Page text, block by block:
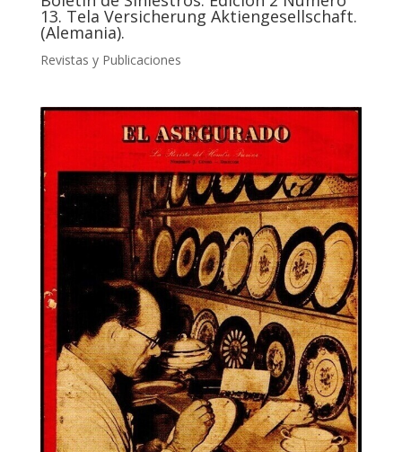
13. Tela Versicherung Aktiengesellschaft.
(Alemania).
Revistas y Publicaciones